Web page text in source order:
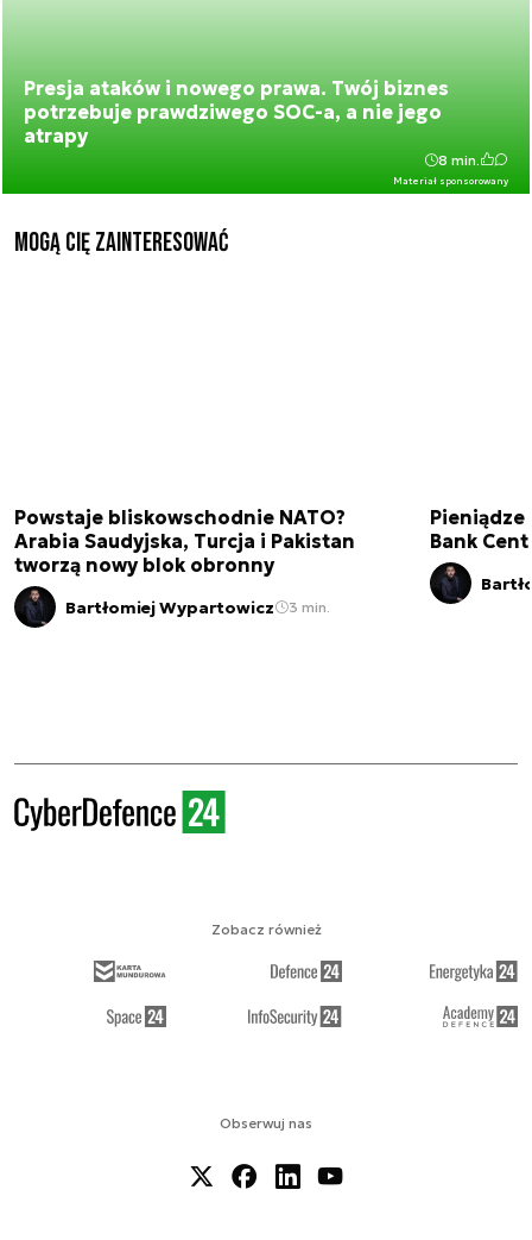
Presja ataków i nowego prawa. Twój biznes
potrzebuje prawdziwego SOC-a, a nie jego
atrapy
Materiał sponsorowany
8 min.
Mogą Cię zainteresować
Powstaje bliskowschodnie NATO?
Arabia Saudyjska, Turcja i Pakistan
tworzą nowy blok obronny
Bartłomiej Wypartowicz 3 min.
Pieniądze
Bank
Obserwuj nas
Zobacz również